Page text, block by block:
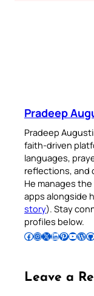
Pradeep
Pradeep
faith-driven
languages,
reflections, and
He manages
apps alongside
story). Stay
profiles below.
Follow Pradeep on Facebook Follow Pradeep on InstagramFollow Pradeep on X Follow Pradeep on LinkedIn Follow Pradeep on Pinterest Subscribe to Pradeep’s Youtube Channel Follow Pradeep on WordPress Follow Pradeep on GitHub
Leave a